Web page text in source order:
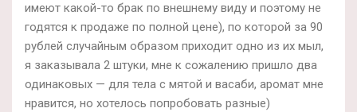
имеют какой-то брак по внешнему виду и поэтому не
годятся к продаже по полной цене), по которой за 90
рублей случайным образом приходит одно из их мыл,
я заказывала 2 штуки, мне к сожалению пришло два
одинаковых — для тела с мятой и васаби, аромат мне
нравится, но хотелось попробовать разные)